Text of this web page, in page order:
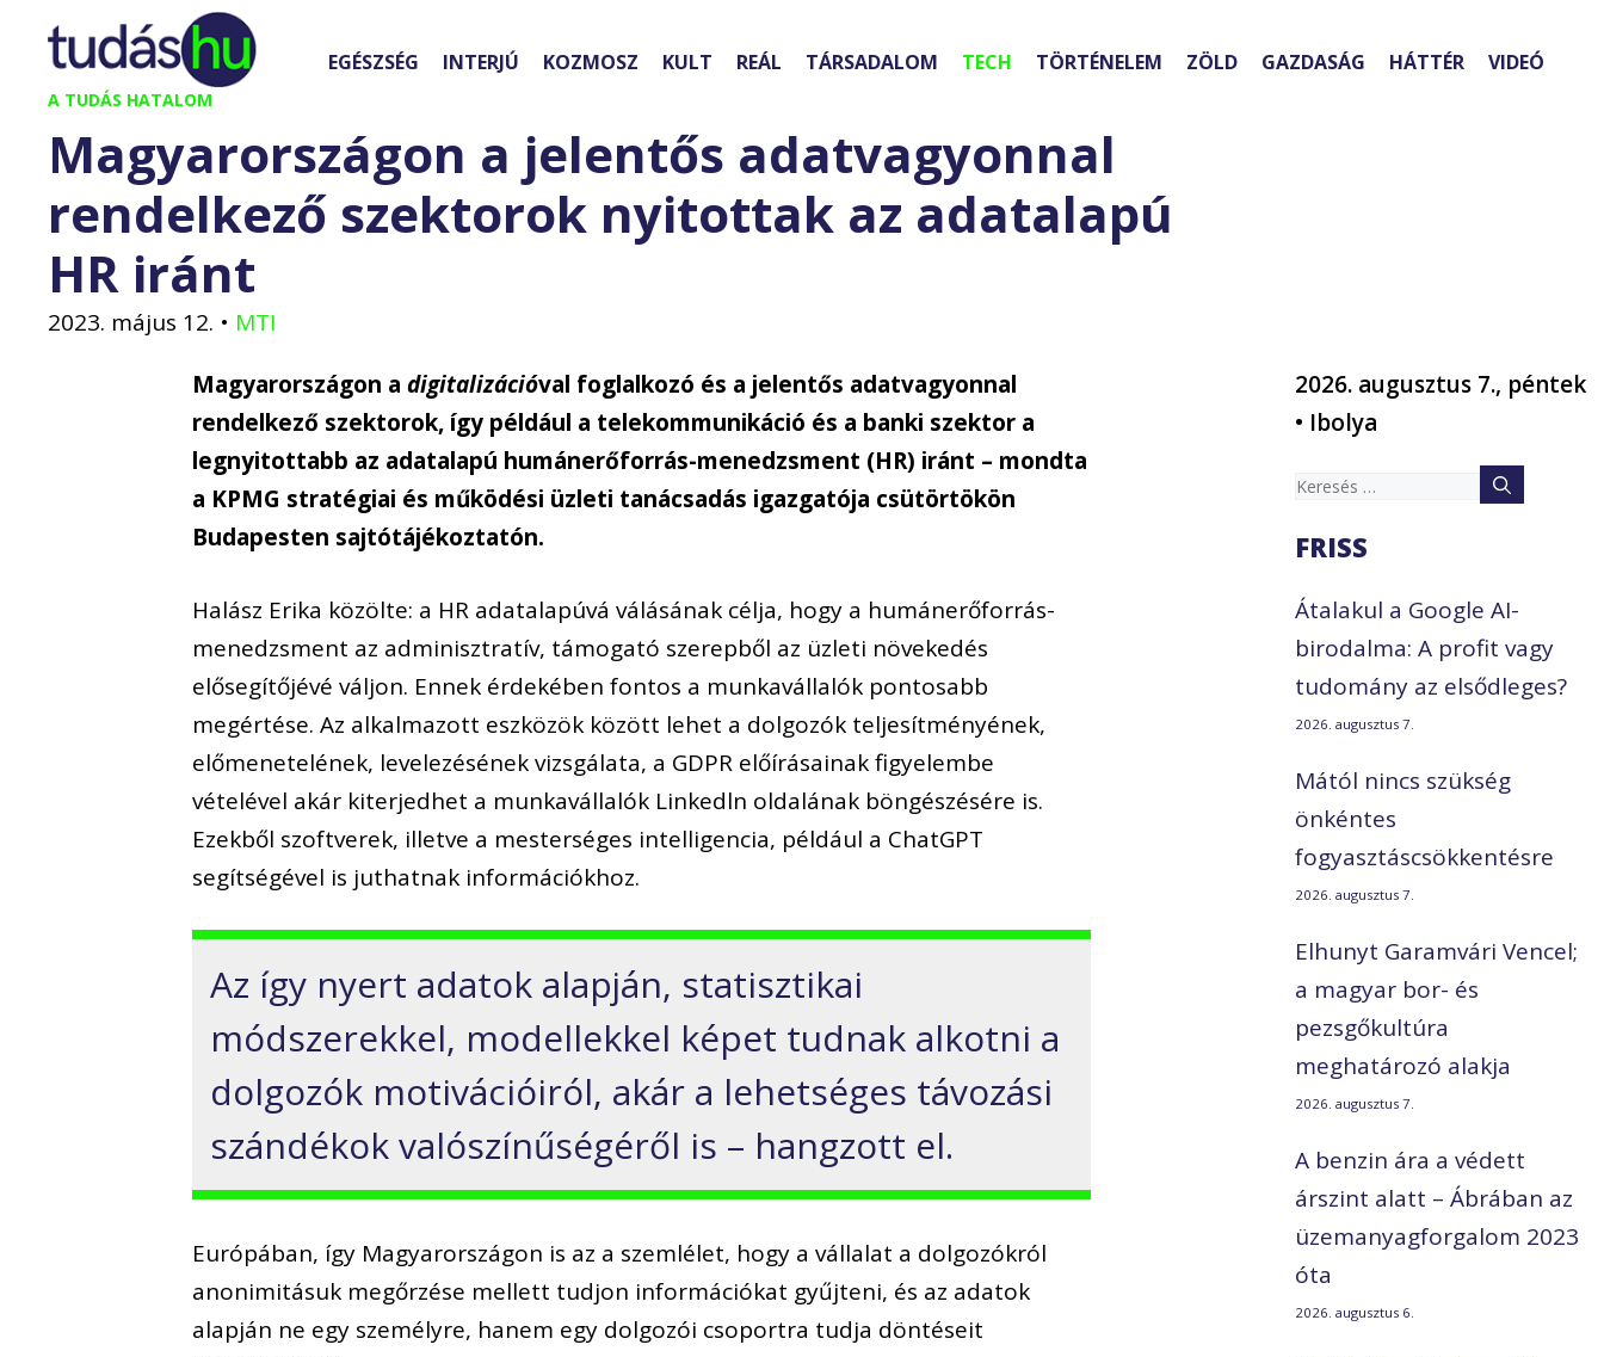
Kilépés
tartalomba
A TUDÁS HATALOM
EGÉSZSÉG INTERJÚ KOZMOSZ KULT REÁL TÁRSADALOM TECH TÖRTÉNELEM ZÖLD GAZDASÁG HÁTTÉR VIDEÓ
Magyarországon a jelentős adatvagyonnal
rendelkező szektorok nyitottak az adatalapú
HR iránt
2023. május 12. • MTI
Magyarországon adigitalizációval foglalkozó és a jelentős adatvagyonnal
rendelkező szektorok, így például a telekommunikáció és a banki szektor a
legnyitottabb az adatalapú humánerőforrás-menedzsment (HR) iránt – mondta
a KPMG stratégiai és működési üzleti tanácsadás igazgatója csütörtökön
Budapesten sajtótájékoztatón.
Halász Erika közölte: a HR adatalapúvá válásának célja, hogy a humánerőforrás-
menedzsment az adminisztratív, támogató szerepből az üzleti növekedés
elősegítőjévé váljon. Ennek érdekében fontos a munkavállalók pontosabb
megértése. Az alkalmazott eszközök között lehet a dolgozók teljesítményének,
előmenetelének, levelezésének vizsgálata, a GDPR előírásainak figyelembe
vételével akár kiterjedhet a munkavállalók Linkedln oldalának böngészésére is.
Ezekből szoftverek, illetve a mesterséges intelligencia, például a ChatGPT
segítségével is juthatnak információkhoz.
Az így nyert adatok alapján, statisztikai
módszerekkel, modellekkel képet tudnak alkotni a
dolgozók motivációiról, akár a lehetséges távozási
szándékok valószínűségéről is – hangzott el.
Európában, így Magyarországon is az a szemlélet, hogy a vállalat a dolgozókról
anonimitásuk megőrzése mellett tudjon információkat gyűjteni, és az adatok
alapján ne egy személyre, hanem egy dolgozói csoportra tudja döntéseit
2026. augusztus 7., péntek
• Ibolya
Keresés:
FRISS
Átalakul a Google AI-
birodalma: A profit vagy
tudomány az elsődleges?
2026. augusztus 7.
Mától nincs szükség
önkéntes
fogyasztáscsökkentésre
2026. augusztus 7.
Elhunyt Garamvári Vencel;
a magyar bor- és
pezsgőkultúra
meghatározó alakja
2026. augusztus 7.
A benzin ára a védett
árszint alatt – Ábrában az
üzemanyagforgalom 2023
óta
2026. augusztus 6.